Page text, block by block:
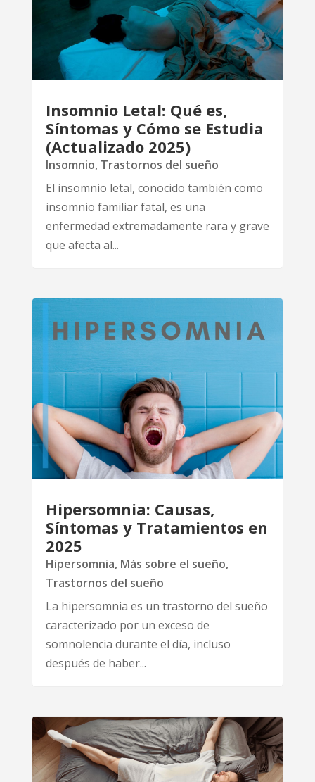
Insomnio Letal: Qué es,
Síntomas y Cómo se Estudia
(Actualizado 2025)
Insomnio, Trastornos del sueño
El insomnio letal, conocido también como
insomnio familiar fatal, es una
enfermedad extremadamente rara y grave
que afecta al...
Hipersomnia: Causas,
Síntomas y Tratamientos en
2025
Hipersomnia, Más sobre el sueño,
Trastornos del sueño
La hipersomnia es un trastorno del sueño
caracterizado por un exceso de
somnolencia durante el día, incluso
después de haber...